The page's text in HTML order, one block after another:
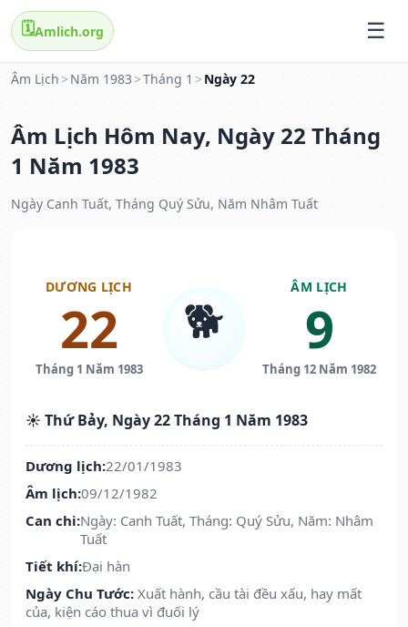
🗓️Amlich.org
Âm Lịch > Năm 1983 >Tháng 1 > Ngày 22
Âm Lịch Hôm Nay, Ngày 22 Tháng
1 Năm 1983
Ngày Canh Tuất, Tháng Quý Sửu, Năm Nhâm Tuất
DƯƠNG LỊCH
22
Tháng 1 Năm 1983
🐕
ÂM LỊCH
9
Tháng 12 Năm 1982
☀️ Thứ Bảy, Ngày 22 Tháng 1 Năm 1983
Dương lịch:22/01/1983
Âm lịch:09/12/1982
Can chi:Ngày: Canh Tuất, Tháng: Quý Sửu, Năm: Nhâm
Tuất
Tiết khí:Đại hàn
Ngày Chu Tước: Xuất hành, cầu tài đều xấu, hay mất
của, kiện cáo thua vì đuối lý